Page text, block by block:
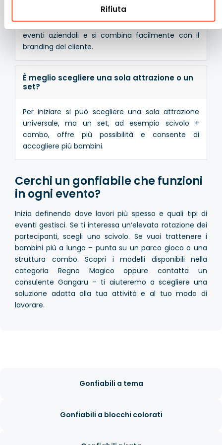
Rifiuta
Sì – lo stile neutro e colorato si inserisce bene negli
eventi aziendali e si combina facilmente con il
branding del cliente.
È meglio scegliere una sola attrazione o un
set?
Per iniziare si può scegliere una sola attrazione
universale, ma un set, ad esempio scivolo +
combo, offre più possibilità e consente di
accogliere più bambini.
Cerchi un gonfiabile che funzioni
in ogni evento?
Inizia definendo dove lavori più spesso e quali tipi di
eventi gestisci. Se ti interessa un’elevata rotazione dei
partecipanti, scegli uno scivolo. Se vuoi trattenere i
bambini più a lungo – punta su un parco gioco o una
struttura combo. Scopri i modelli disponibili nella
categoria Regno Magico oppure contatta un
consulente Gangaru – ti aiuteremo a scegliere una
soluzione adatta alla tua attività e al tuo modo di
lavorare.
Gonfiabili a tema
Gonfiabili a blocchi colorati